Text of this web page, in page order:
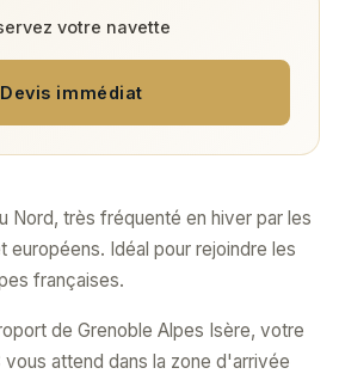
Nord, très fréquenté en hiver par les
européens. Idéal pour rejoindre les
françaises.
de Grenoble Alpes Isère, votre
attend dans la zone d'arrivée
votre navette
Devis immédiat